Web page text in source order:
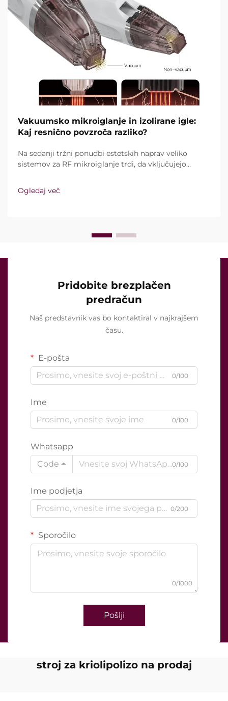
Vakuumsko mikroiglanje in izolirane igle:
Kaj resnično povzroča razliko?
Na sedanji tržni ponudbi estetskih naprav veliko
sistemov za RF mikroiglanje trdi, da vključujejo
temveč kako natančno delujejo med kliničnim
Ogledaj več
Pridobite brezplačen
predračun
Naš predstavnik vas bo kontaktiral v najkrajšem
času.
E-pošta
0/100
Ime
0/100
Whatsapp
Code
0/100
Ime podjetja
0/200
Sporočilo
0/1000
Pošlji
stroj za kriolipolizo na prodaj